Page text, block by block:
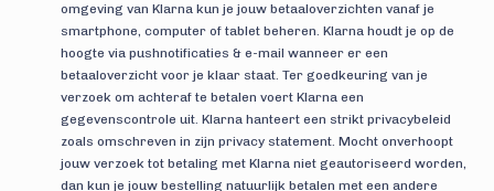
omgeving van Klarna kun je jouw betaaloverzichten vanaf je
smartphone, computer of tablet beheren. Klarna houdt je op de
hoogte via pushnotificaties & e-mail wanneer er een
betaaloverzicht voor je klaar staat. Ter goedkeuring van je
verzoek om achteraf te betalen voert Klarna een
gegevenscontrole uit. Klarna hanteert een strikt privacybeleid
zoals omschreven in zijn privacy statement. Mocht onverhoopt
jouw verzoek tot betaling met Klarna niet geautoriseerd worden,
dan kun je jouw bestelling natuurlijk betalen met een andere